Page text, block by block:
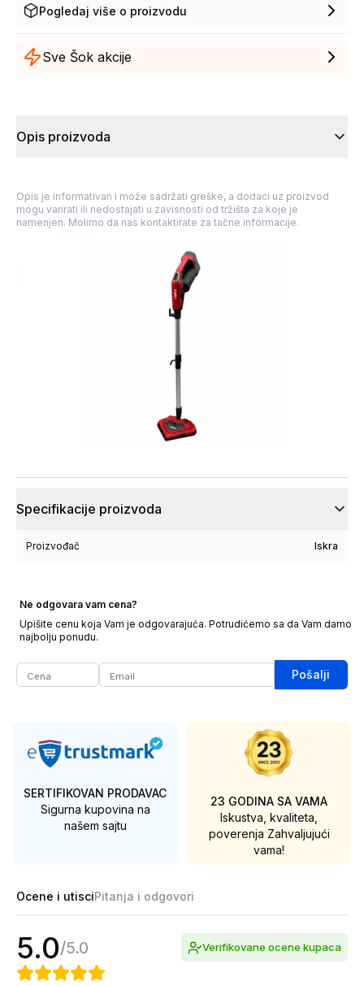
Pogledaj više o proizvodu
Sve Šok akcije
Opis proizvoda
Opis je informativan i može sadržati greške, a dodaci uz proizvod
mogu varirati ili nedostajati u zavisnosti od tržišta za koje je
namenjen. Molimo da nas kontaktirate za tačne informacije.
Specifikacije proizvoda
Proizvođač Iskra
Ne odgovara vam cena?
Upišite cenu koja Vam je odgovarajuća. Potrudićemo sa da Vam damo
najbolju ponudu.
Pošalji
SERTIFIKOVAN PRODAVAC
Sigurna kupovina na
našem sajtu
23 GODINA SA VAMA
Iskustva, kvaliteta,
poverenja Zahvaljujući
vama!
Ocene i utisciPitanja i odgovori
5.0/5.0 Verifikovane ocene kupaca